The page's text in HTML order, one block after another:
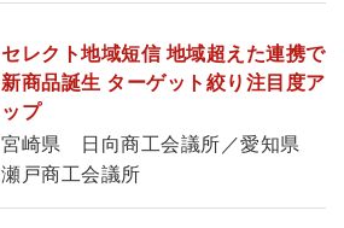
セレクト地域短信 地域超えた連携で
新商品誕生 ターゲット絞り注目度ア
ップ
宮崎県 日向商工会議所／愛知県
瀬戸商工会議所